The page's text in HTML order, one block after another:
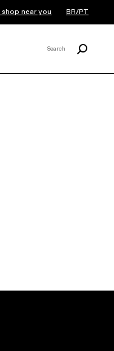
near you BR/PT
Search